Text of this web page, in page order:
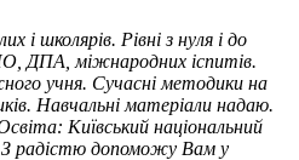
і школярів. Рівні з нуля і до
ДПА, міжнародних іспитів.
учня. Сучасні методики на
Навчальні матеріали надаю.
Київський національний
З радістю допоможу Вам у